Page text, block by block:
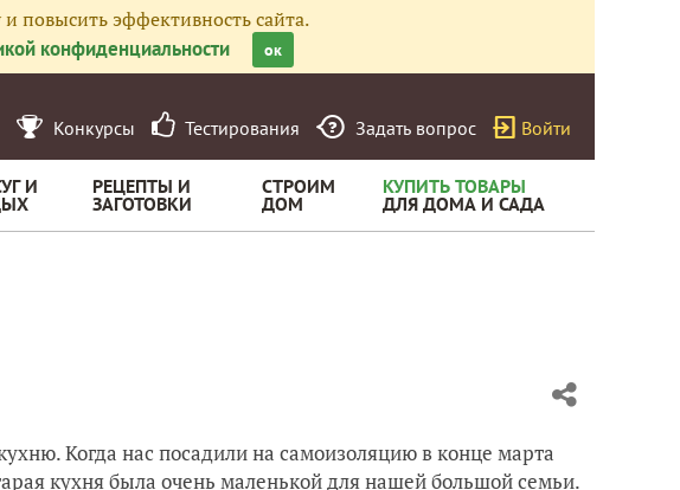
повысить эффективность сайта.
конфиденциальности ок
Конкурсы Тестирования Задать вопрос Войти
И РЕЦЕПТЫ И
ЗАГОТОВКИ
СТРОИМ
ДОМ
КУПИТЬ ТОВАРЫ
ДЛЯ ДОМА И САДА
Когда нас посадили на самоизоляцию в конце марта
кухня была очень маленькой для нашей большой семьи.